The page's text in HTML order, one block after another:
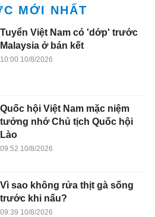
MỚI NHẤT
Tuyển Việt Nam có 'dớp' trước
Malaysia ở bán kết
10:00 10/8/2026
Quốc hội Việt Nam mặc niệm
tưởng nhớ Chủ tịch Quốc hội
Lào
09:52 10/8/2026
Vì sao không rửa thịt gà sống
trước khi nấu?
09:39 10/8/2026